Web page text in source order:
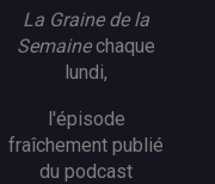
La Graine de la
Semainechaque
lundi,
l'épisode
fraîchement publié
du podcast